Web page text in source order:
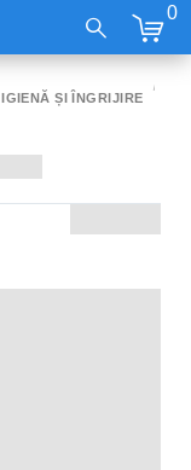
0
IGIENĂ ȘI ÎNGRIJIRE